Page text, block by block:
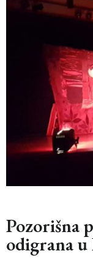
Pozorišna
odigrana